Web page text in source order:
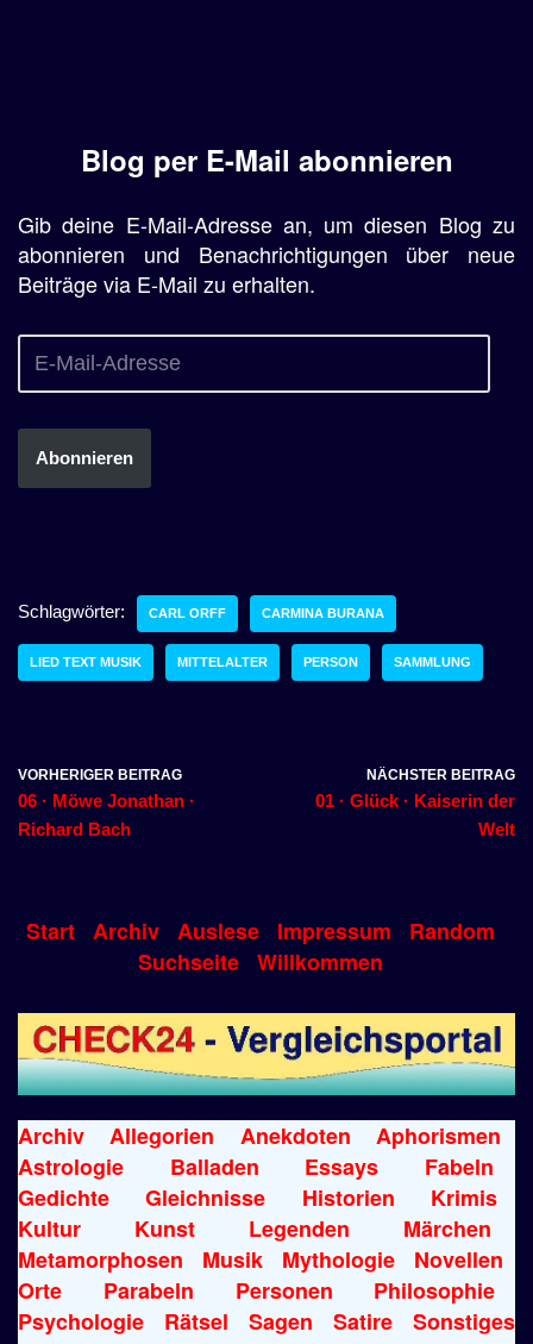
Blog per E-Mail abonnieren
Gib deine E-Mail-Adresse an, um diesen Blog zu
abonnieren und Benachrichtigungen über neue
Beiträge via E-Mail zu erhalten.
Abonnieren
Schlagwörter: CARL ORFF CARMINA BURANA
LIED TEXT MUSIK MITTELALTER PERSON SAMMLUNG
VORHERIGER BEITRAG
06 · Möwe Jonathan ·
Richard Bach
NÄCHSTER BEITRAG
01 · Glück · Kaiserin der
Welt
Start Archiv Auslese Impressum
Random
Suchseite Willkommen
Archiv Allegorien Anekdoten
Aphorismen
Astrologie
Balladen Essays
Fabeln
Gedichte
Gleichnisse Historien
Krimis
Kultur
Kunst Legenden
Märchen
Metamorphosen
Musik Mythologie
Novellen
Orte
Parabeln Personen
Philosophie
Psychologie
Rätsel Sagen Satire
Sonstiges